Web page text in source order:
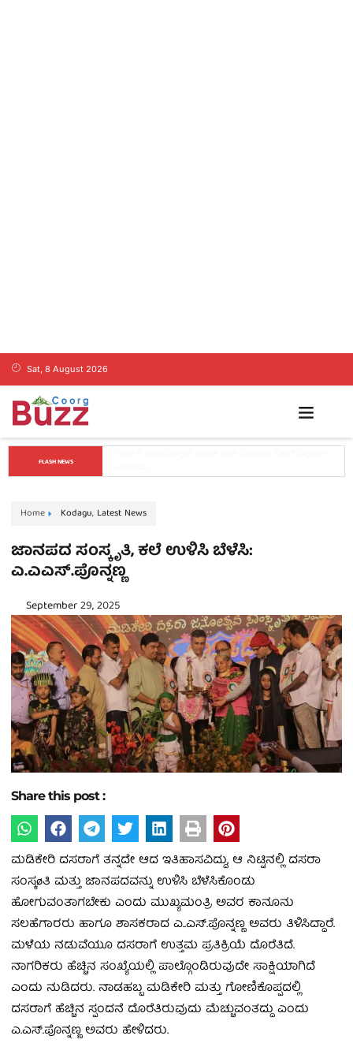
Sat, 8 August 2026
FLASH NEWS
Home Kodagu, Latest News
ಜಾನಪದ ಸಂಸ್ಕೃತಿ, ಕಲೆ ಉಳಿಸಿ ಬೆಳೆಸಿ:
ಎ.ಎಎಸ್.ಪೊನ್ನಣ್ಣ
September 29, 2025
Share this post :
ಮಡಿಕೇರಿ ದಸರಾಗೆ ತನ್ನದೇ ಆದ ಇತಿಹಾಸವಿದ್ದು, ಆ ನಿಟ್ಟಿನಲ್ಲಿ ದಸರಾ
ಸಂಸ್ಕøತಿ ಮತ್ತು ಜಾನಪದವನ್ನು ಉಳಿಸಿ ಬೆಳೆಸಿಕೊಂಡು
ಹೋಗುವಂತಾಗಬೇಕು ಎಂದು ಮುಖ್ಯಮಂತ್ರಿ ಅವರ ಕಾನೂನು
ಸಲಹೆಗಾರರು ಹಾಗೂ ಶಾಸಕರಾದ ಎ..ಎಸ್.ಪೊನ್ನಣ್ಣ ಅವರು ತಿಳಿಸಿದ್ದಾರೆ.
ಮಳೆಯ ನಡುವೆಯೂ ದಸರಾಗೆ ಉತ್ತಮ ಪ್ರತಿಕ್ರಿಯೆ ದೊರೆತಿದೆ.
ನಾಗರಿಕರು ಹೆಚ್ಚಿನ ಸಂಖ್ಯೆಯಲ್ಲಿ ಪಾಲ್ಗೊಂಡಿರುವುದೇ ಸಾಕ್ಷಿಯಾಗಿದೆ
ಎಂದು ನುಡಿದರು. ನಾಡಹಬ್ಬ ಮಡಿಕೇರಿ ಮತ್ತು ಗೋಣಿಕೊಪ್ಪದಲ್ಲಿ
ದಸರಾಗೆ ಹೆಚ್ಚಿನ ಸ್ಪಂದನೆ ದೊರೆತಿರುವುದು ಮೆಚ್ಚುವಂತದ್ದು ಎಂದು
ಎ.ಎಸ್.ಪೊನ್ನಣ್ಣ ಅವರು ಹೇಳಿದರು.